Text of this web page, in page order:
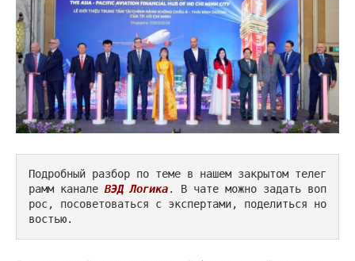
Подробный разбор по теме в нашем закрытом телег
рамм канале ВЭД Логика. В чате можно задать воп
рос, посоветоваться с экспертами, поделиться но
востью.